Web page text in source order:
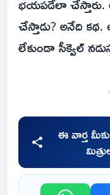
చేస్తాడు? అనేది
లేకుండా సీక్వెల్
ఈ వార్త